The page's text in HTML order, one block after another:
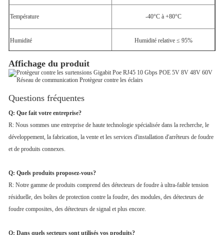
Température -40°C à +80°C
Humidité Humidité relative ≤ 95%
Affichage du produit
Questions fréquentes
Q: Que fait votre entreprise?
R: Nous sommes une entreprise de haute technologie spécialisée dans la recherche, le
développement, la fabrication, la vente et les services d'installation d'arrêteurs de foudre
et de produits connexes.
Q: Quels produits proposez-vous?
R: Notre gamme de produits comprend des détecteurs de foudre à ultra-faible tension
résiduelle, des boîtes de protection contre la foudre, des modules, des détecteurs de
foudre composites, des détecteurs de signal et plus encore.
Q: Dans quels secteurs sont utilisés vos produits?